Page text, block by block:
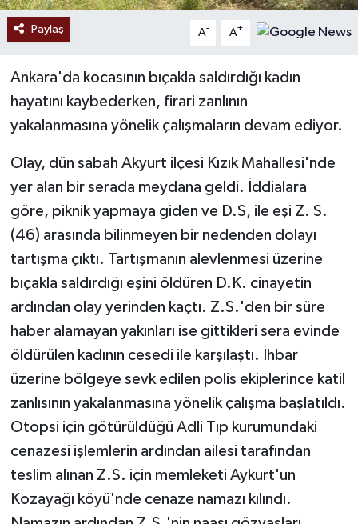
Paylaş A- A+
Ankara'da kocasının bıçakla saldırdığı kadın
hayatını kaybederken, firari zanlının
yakalanmasına yönelik çalışmaların devam ediyor.
Olay, dün sabah Akyurt ilçesi Kızık Mahallesi'nde
yer alan bir serada meydana geldi. İddialara
göre, piknik yapmaya giden ve D.S, ile eşi Z. S.
(46) arasında bilinmeyen bir nedenden dolayı
tartışma çıktı. Tartışmanın alevlenmesi üzerine
bıçakla saldırdığı eşini öldüren D.K. cinayetin
ardından olay yerinden kaçtı. Z.S.'den bir süre
haber alamayan yakınları ise gittikleri sera evinde
öldürülen kadının cesedi ile karşılaştı. İhbar
üzerine bölgeye sevk edilen polis ekiplerince katil
zanlısının yakalanmasına yönelik çalışma başlatıldı.
Otopsi için götürüldüğü Adli Tıp kurumundaki
cenazesi işlemlerin ardından ailesi tarafından
teslim alınan Z.S. için memleketi Aykurt'un
Kozayağı köyü'nde cenaze namazı kılındı.